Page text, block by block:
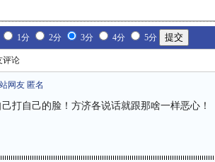
1分 2分 3分 4分 5分
评论
网友 匿名
己打自己的脸！方济各说话就跟那啥一样恶心！